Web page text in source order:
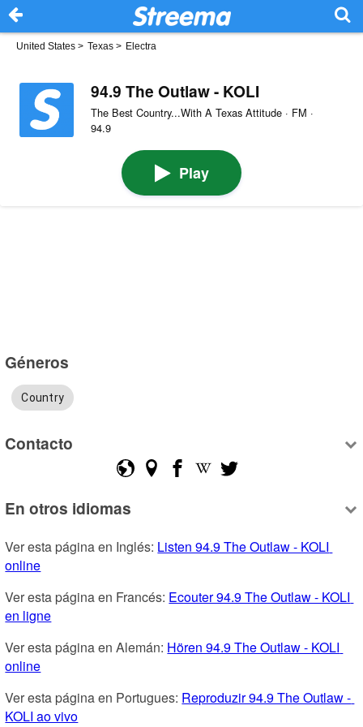
United States > Texas > Electra
94.9 The Outlaw - KOLI
The Best Country...With A Texas Attitude · FM ·
94.9
Play
Géneros
Country
Contacto
En otros idiomas
Ver esta página en Inglés: Listen 94.9 The Outlaw - KOLI
online
Ver esta página en Francés: Ecouter 94.9 The Outlaw - KOLI
en ligne
Ver esta página en Alemán: Hören 94.9 The Outlaw - KOLI
online
Ver esta página en Portugues: Reproduzir 94.9 The Outlaw -
KOLI ao vivo